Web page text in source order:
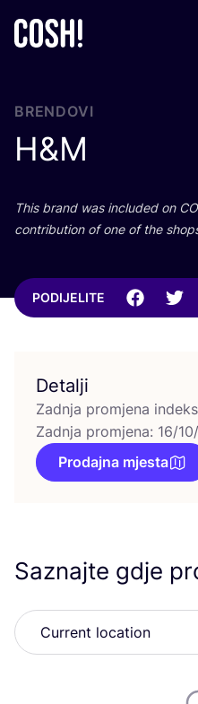
BRENDOVI
H&M
This brand was inclu­ded on
con­tri­bu­ti­on of one of the
PODIJELITE
Detalji
Zadnja promjena
Zadnja promjena: 16/
Prodajna mjesta
Saznajte gdje